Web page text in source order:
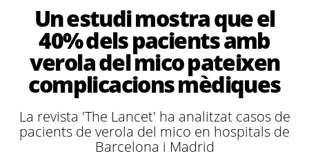
Un estudi mostra que el
40% dels pacients amb
verola del mico pateixen
complicacions mèdiques
La revista 'The Lancet' ha analitzat casos de
pacients de verola del mico en hospitals de
Barcelona i Madrid